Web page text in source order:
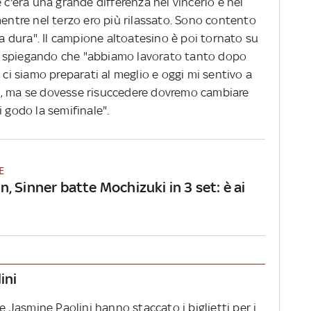
nel terzo ero più rilassato. Sono contento
dura". Il campione altoatesino è poi tornato su
che "abbiamo lavorato tanto dopo
siamo preparati al meglio e oggi mi sentivo a
se dovesse risuccedere dovremo cambiare
godo la semifinale".
Sinner batte Mochizuki in 3 set: è ai
Jasmine Paolini hanno staccato i biglietti per i